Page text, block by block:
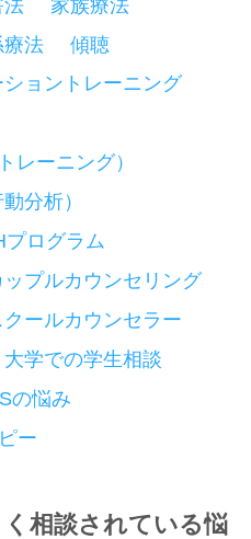
法
家族療法
療法
傾聴
ショントレーニング
レーニング）
分析）
プログラム
ップルカウンセリング
クールカウンセラー
大学での学生相談
の悩み
ー
相談されている悩